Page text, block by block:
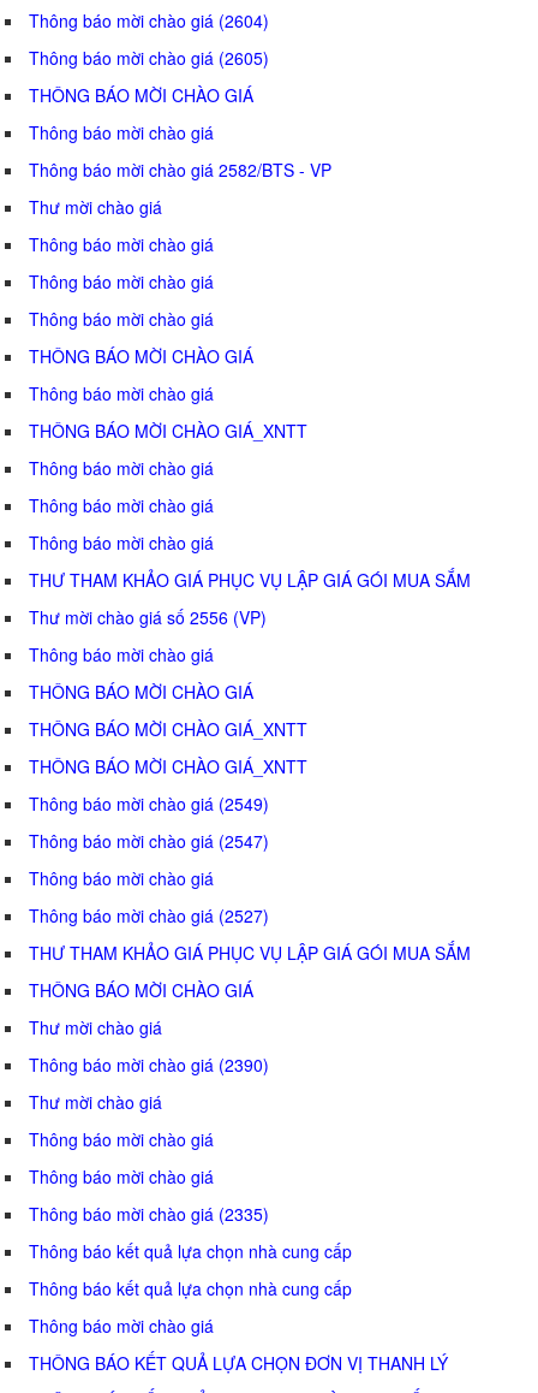
Thông báo mời chào giá (2604)
Thông báo mời chào giá (2605)
THÔNG BÁO MỜI CHÀO GIÁ
Thông báo mời chào giá
Thông báo mời chào giá 2582/BTS - VP
Thư mời chào giá
Thông báo mời chào giá
Thông báo mời chào giá
Thông báo mời chào giá
THÔNG BÁO MỜI CHÀO GIÁ
Thông báo mời chào giá
THÔNG BÁO MỜI CHÀO GIÁ_XNTT
Thông báo mời chào giá
Thông báo mời chào giá
Thông báo mời chào giá
THƯ THAM KHẢO GIÁ PHỤC VỤ LẬP GIÁ GÓI MUA SẮM
Thư mời chào giá số 2556 (VP)
Thông báo mời chào giá
THÔNG BÁO MỜI CHÀO GIÁ
THÔNG BÁO MỜI CHÀO GIÁ_XNTT
THÔNG BÁO MỜI CHÀO GIÁ_XNTT
Thông báo mời chào giá (2549)
Thông báo mời chào giá (2547)
Thông báo mời chào giá
Thông báo mời chào giá (2527)
THƯ THAM KHẢO GIÁ PHỤC VỤ LẬP GIÁ GÓI MUA SẮM
THÔNG BÁO MỜI CHÀO GIÁ
Thư mời chào giá
Thông báo mời chào giá (2390)
Thư mời chào giá
Thông báo mời chào giá
Thông báo mời chào giá
Thông báo mời chào giá (2335)
Thông báo kết quả lựa chọn nhà cung cấp
Thông báo kết quả lựa chọn nhà cung cấp
Thông báo mời chào giá
THÔNG BÁO KẾT QUẢ LỰA CHỌN ĐƠN VỊ THANH LÝ